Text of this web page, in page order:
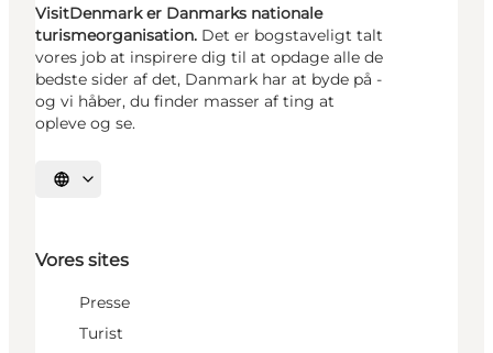
VisitDenmark er Danmarks nationale
turismeorganisation. Det er bogstaveligt talt
vores job at inspirere dig til at opdage alle de
bedste sider af det, Danmark har at byde på -
og vi håber, du finder masser af ting at
opleve og se.
Vælg sprog
Vores sites
Presse
Turist